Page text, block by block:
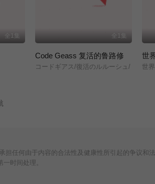
全1集 全1集
Code Geass 复活的鲁路修
コードギアス/復活のルルーシュ/
世
世
任何由于内容的合法性及健康性所引起的争议和法
时间处理。